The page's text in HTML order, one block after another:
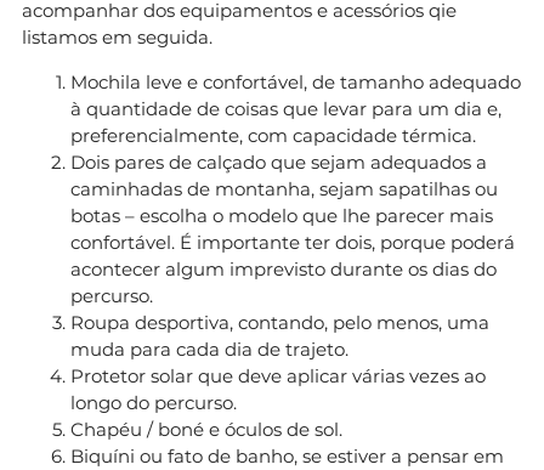
acompanhar dos equipamentos e acessórios qie
listamos em seguida.
Mochila leve e confortável, de tamanho adequado
à quantidade de coisas que levar para um dia e,
preferencialmente, com capacidade térmica.
Dois pares de calçado que sejam adequados a
caminhadas de montanha, sejam sapatilhas ou
botas – escolha o modelo que lhe parecer mais
confortável. É importante ter dois, porque poderá
acontecer algum imprevisto durante os dias do
percurso.
Roupa desportiva, contando, pelo menos, uma
muda para cada dia de trajeto.
Protetor solar que deve aplicar várias vezes ao
longo do percurso.
Chapéu / boné e óculos de sol.
Biquíni ou fato de banho, se estiver a pensar em